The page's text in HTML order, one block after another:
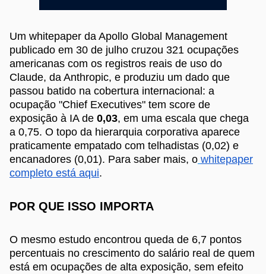
Um whitepaper da Apollo Global Management
publicado em 30 de julho cruzou 321 ocupações
americanas com os registros reais de uso do
Claude, da Anthropic, e produziu um dado que
passou batido na cobertura internacional: a
ocupação "Chief Executives" tem score de
exposição à IA de 0,03, em uma escala que chega
a 0,75. O topo da hierarquia corporativa aparece
praticamente empatado com telhadistas (0,02) e
encanadores (0,01). Para saber mais, o whitepaper
completo está aqui.
POR QUE ISSO IMPORTA
O mesmo estudo encontrou queda de 6,7 pontos
percentuais no crescimento do salário real de quem
está em ocupações de alta exposição, sem efeito